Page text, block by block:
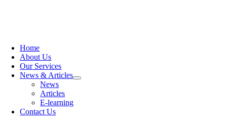
Home
About Us
Our Services
News & Articles
News
Articles
E-learning
Contact Us